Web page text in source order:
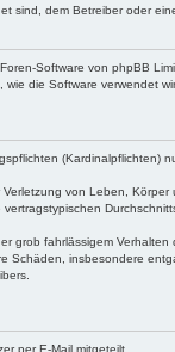
sind, dem Betreiber oder
Software von phpBB
die Software verwendet
(Kardinalpflichten)
von Leben,
fahrlässigem
Schäden, insbesondere
per E-Mail mitgeteilt.